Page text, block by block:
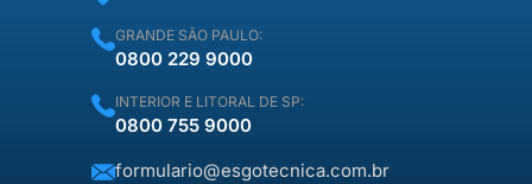
GRANDE SÃO PAULO:
0800 229 9000
INTERIOR E LITORAL DE SP:
0800 755 9000
formulario@esgotecnica.com.br